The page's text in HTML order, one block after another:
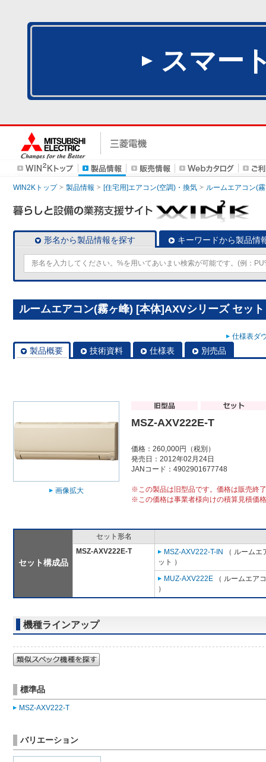
スマー
WIN2Kトップ 製品情報 [住宅用]エアコン(空調)・換気 ルームエアコン(
形名から製品情報を探す キーワードから製品情
ルームエアコン(霧ヶ峰) [本体]AXVシリーズ セッ
仕様表ダ
製品概要 技術資料 仕様表 別売品
画像拡大
MSZ-AXV222E-T
価格：260,000円（税別）
発売日：2012年02月24日
JANコード：4902901677748
※この製品は旧型品です。価格は販売終
※この価格は事業者様向けの積算見積価
セット構成品
セット形名
MSZ-AXV222E-T
MSZ-AXV222-T-IN
（ ルーム
ット ）
MUZ-AXV222E （ ルームエア
）
機種ラインアップ
標準品
MSZ-AXV222-T
バリエーション